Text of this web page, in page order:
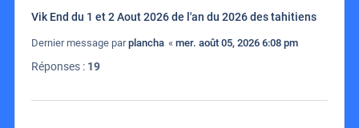
Vik End du 1 et 2 Aout 2026 de l'an du 2026 des tahitiens
Dernier message parplancha « mer. août 05, 2026 6:08 pm
Réponses : 19